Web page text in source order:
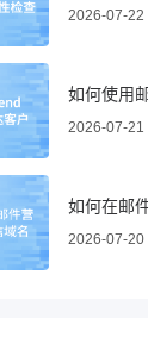
2026-07-22
如何使用
2026-07-21
2026-07-20